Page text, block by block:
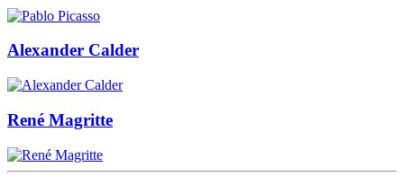
Alexander Calder
René Magritte